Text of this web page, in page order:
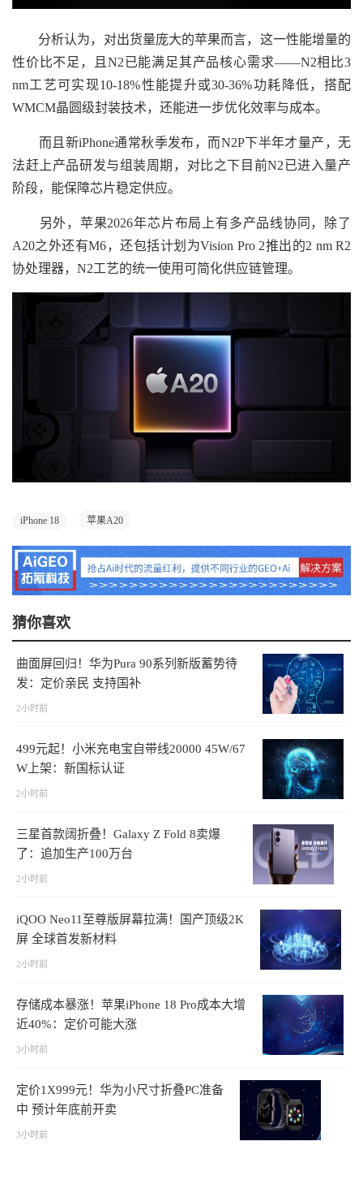
分析认为，对出货量庞大的苹果而言，这一性能增量的
性价比不足，且N2已能满足其产品核心需求——N2相比3
nm工艺可实现10-18%性能提升或30-36%功耗降低，搭配
WMCM晶圆级封装技术，还能进一步优化效率与成本。
而且新iPhone通常秋季发布，而N2P下半年才量产，无
法赶上产品研发与组装周期，对比之下目前N2已进入量产
阶段，能保障芯片稳定供应。
另外，苹果2026年芯片布局上有多产品线协同，除了
A20之外还有M6，还包括计划为Vision Pro 2推出的2 nm R2
协处理器，N2工艺的统一使用可简化供应链管理。
iPhone 18 苹果A20
猜你喜欢
曲面屏回归！华为Pura 90系列新版蓄势待
发：定价亲民 支持国补
2小时前
499元起！小米充电宝自带线20000 45W/67
W上架：新国标认证
2小时前
三星首款阔折叠！Galaxy Z Fold 8卖爆
了：追加生产100万台
2小时前
iQOO Neo11至尊版屏幕拉满！国产顶级2K
屏 全球首发新材料
2小时前
存储成本暴涨！苹果iPhone 18 Pro成本大增
近40%：定价可能大涨
3小时前
定价1X999元！华为小尺寸折叠PC准备
中 预计年底前开卖
3小时前